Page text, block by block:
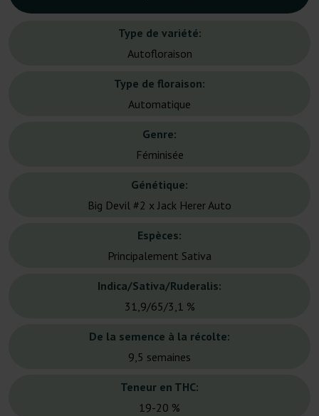
Type de variété:
Autofloraison
Type de floraison:
Automatique
Genre:
Féminisée
Génétique:
Big Devil #2 x Jack Herer Auto
Espèces:
Principalement Sativa
Indica/Sativa/Ruderalis:
31,9/65/3,1 %
De la semence à la récolte:
9,5 semaines
Teneur en THC:
19-20 %